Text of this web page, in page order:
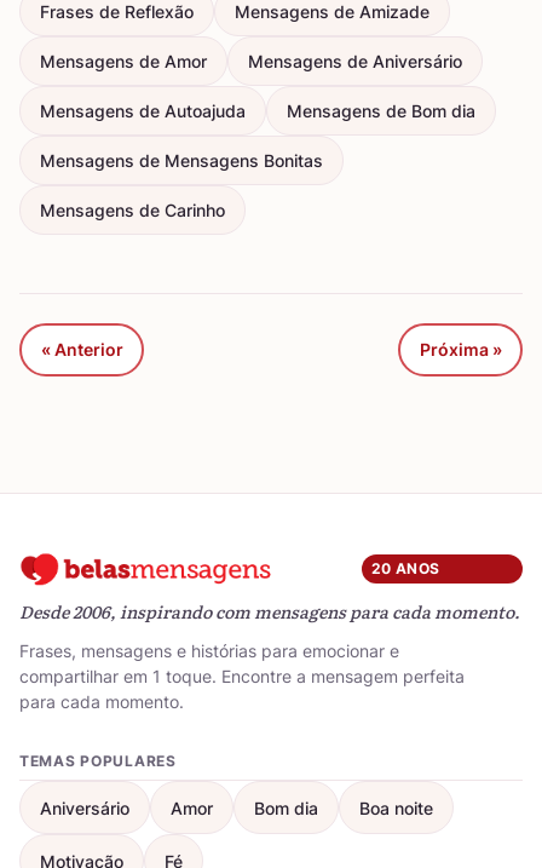
Frases de Reflexão Mensagens de Amizade
Mensagens de Amor Mensagens de Aniversário
Mensagens de Autoajuda Mensagens de Bom dia
Mensagens de Mensagens Bonitas
Mensagens de Carinho
« Anterior Próxima »
20 ANOS
Desde 2006, inspirando com mensagens para cada momento.
Frases, mensagens e histórias para emocionar e
compartilhar em 1 toque. Encontre a mensagem perfeita
para cada momento.
TEMAS POPULARES
Aniversário Amor Bom dia Boa noite
Motivação Fé